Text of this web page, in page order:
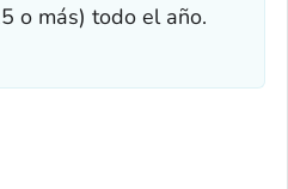
o más) todo el año.